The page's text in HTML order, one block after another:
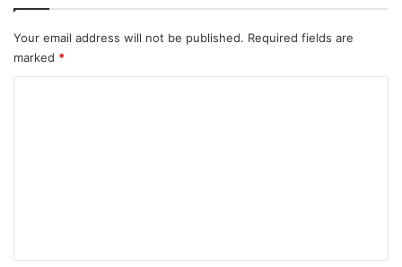
Your email address will not be published. Required fields are
marked *